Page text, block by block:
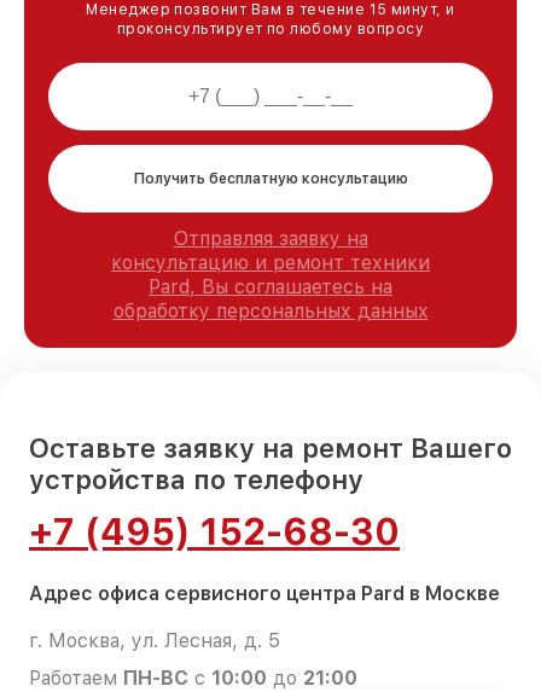
Менеджер позвонит Вам в течение 15 минут, и
проконсультирует по любому вопросу
Получить бесплатную консультацию
Отправляя заявку на
консультацию и ремонт техники
Pard, Вы соглашаетесь на
обработку персональных данных
Оставьте заявку на ремонт Вашего
устройства по телефону
+7 (495) 152-68-30
Адрес офиса сервисного центра Pard в Москве
г. Москва, ул. Лесная, д. 5
Работаем ПН-ВС с 10:00 до 21:00